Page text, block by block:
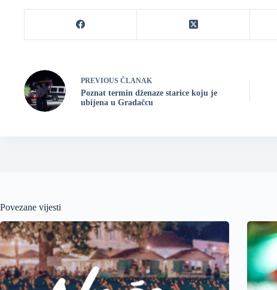
PREVIOUS ČLANAK
Poznat termin dženaze starice koju je
ubijena u Gradačcu
Povezane vijesti